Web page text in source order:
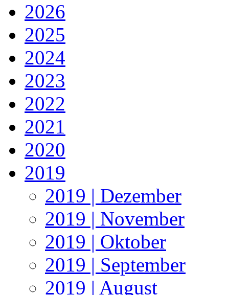
2026
2025
2024
2023
2022
2021
2020
2019
2019 | Dezember
2019 | November
2019 | Oktober
2019 | September
2019 | August